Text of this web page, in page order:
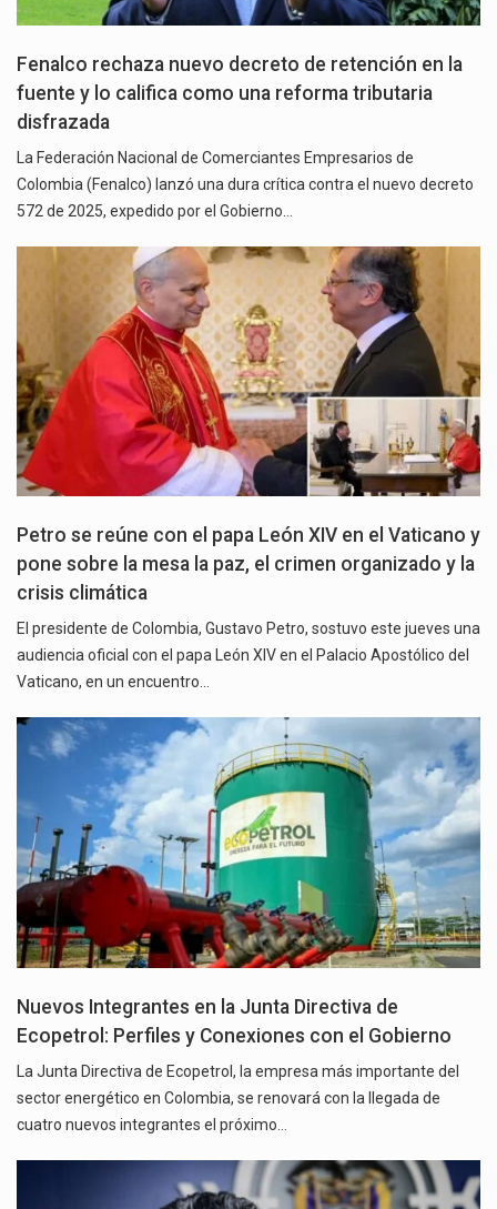
Fenalco rechaza nuevo decreto de retención en la
fuente y lo califica como una reforma tributaria
disfrazada
La Federación Nacional de Comerciantes Empresarios de
Colombia (Fenalco) lanzó una dura crítica contra el nuevo decreto
572 de 2025, expedido por el Gobierno…
Petro se reúne con el papa León XIV en el Vaticano y
pone sobre la mesa la paz, el crimen organizado y la
crisis climática
El presidente de Colombia, Gustavo Petro, sostuvo este jueves una
audiencia oficial con el papa León XIV en el Palacio Apostólico del
Vaticano, en un encuentro…
Nuevos Integrantes en la Junta Directiva de
Ecopetrol: Perfiles y Conexiones con el Gobierno
La Junta Directiva de Ecopetrol, la empresa más importante del
sector energético en Colombia, se renovará con la llegada de
cuatro nuevos integrantes el próximo…